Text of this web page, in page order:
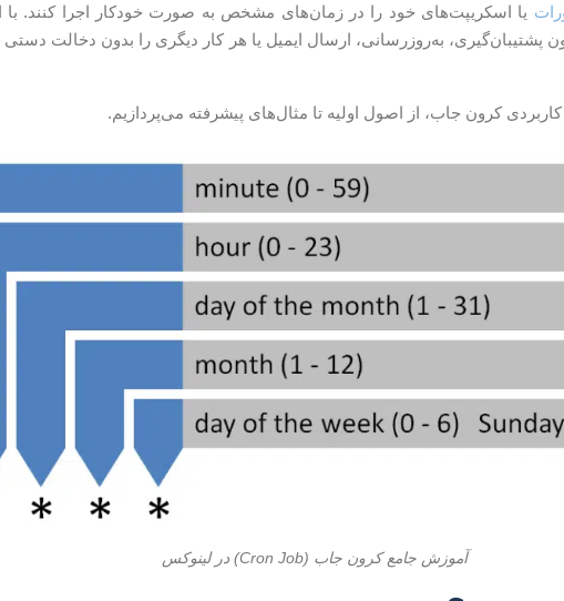
یا اسکریپت‌های خود را در زمان‌های مشخص به صورت خودکار اجرا کنند. با
پشتیبان‌گیری، به‌روزرسانی، ارسال ایمیل یا هر کار دیگری را بدون دخالت
کرون جاب، از اصول اولیه تا مثال‌های پیشرفته می‌پردازیم.
آموزش جامع کرون جاب (Cron Job) در لینوکس